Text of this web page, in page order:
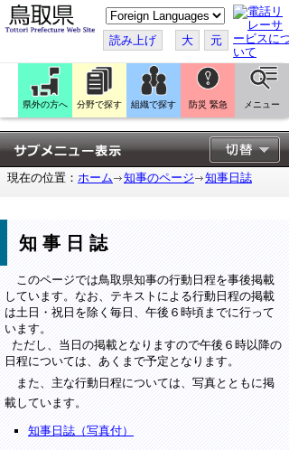
こ
の
ペ
ー
ジ
翻
訳
す
る
読み上げ 大 元
県外の方へ 分野で探す 組織で探す 防災 緊急 メニュー
現在の位置： ホーム 知事のページ 知事日誌
知事日誌
このページでは鳥取県知事の行動日程を事後掲載
しています。なお、テキストによる行動日程の掲載
は土日・祝日を除く毎日、午後６時頃までに行って
います。
ただし、当日の掲載となりますので午後６時以降の
日程については、あくまで予定となります。
また、主な行動日程については、写真とともに掲
載しています。
知事日誌（写真付）